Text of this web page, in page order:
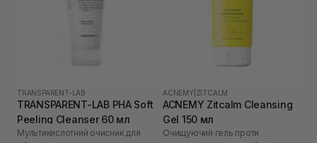
TRANSPARENT-LAB
TRANSPARENT-LAB PHA Soft
Peeling Cleanser 60 мл
Мультикислотний очисник для
ACNEMY ZITCALM
ACNEMY Zitcalm Cleansing
Gel 150 мл
Очищуючий гель проти